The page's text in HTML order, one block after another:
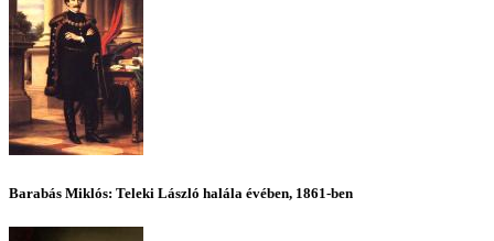
Barabás Miklós: Teleki László halála évében, 1861-ben